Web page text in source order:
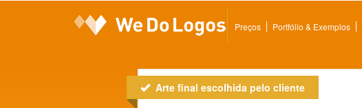
Preços Portfólio & Exemplos
Arte final escolhida pelo cliente